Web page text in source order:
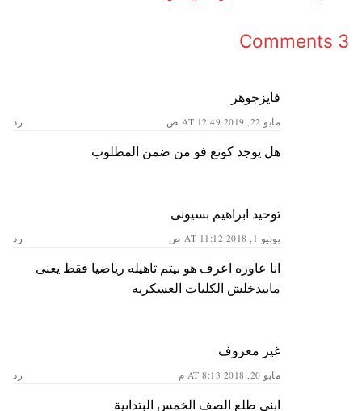
3 Comments
فايزجوهر
مايو 22, 2019 AT 12:49 ص رد
هل يوجد كونغ فو من ضمن المطلوب
توحيد ابراهيم بسيونى
يونيو 1, 2018 AT 11:12 ص رد
انا عاوزه اعرف هو بيتم تاهيله رياضيا فقط يعنى
مابيدخلش الكليات العسكريه
غير معروف
مايو 20, 2018 AT 8:13 م رد
ابني طلع الصف الخمس البتداىية